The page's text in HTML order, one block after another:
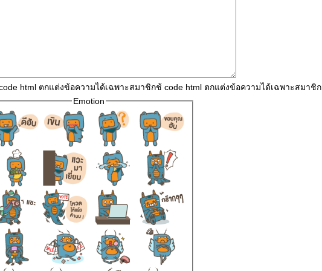
html ตกแต่งข้อความได้เฉพาะสมาชิกช้ code html ตกแต่งข้อความได้เฉพาะสมาชิก
Emotion